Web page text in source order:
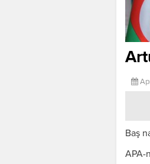
Baş
APA-